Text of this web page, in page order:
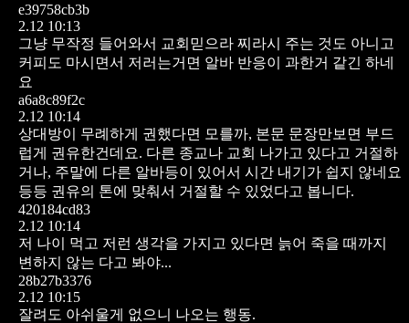
e39758cb3b
2.12 10:13
그냥 무작정 들어와서 교회믿으라 찌라시 주는 것도 아니고
커피도 마시면서 저러는거면 알바 반응이 과한거 같긴 하네
요
a6a8c89f2c
2.12 10:14
상대방이 무례하게 권했다면 모를까, 본문 문장만보면 부드
럽게 권유한건데요. 다른 종교나 교회 나가고 있다고 거절하
거나, 주말에 다른 알바등이 있어서 시간 내기가 쉽지 않네요
등등 권유의 톤에 맞춰서 거절할 수 있었다고 봅니다.
420184cd83
2.12 10:14
저 나이 먹고 저런 생각을 가지고 있다면 늙어 죽을 때까지
변하지 않는 다고 봐야...
28b27b3376
2.12 10:15
잘려도 아쉬울게 없으니 나오는 행동.